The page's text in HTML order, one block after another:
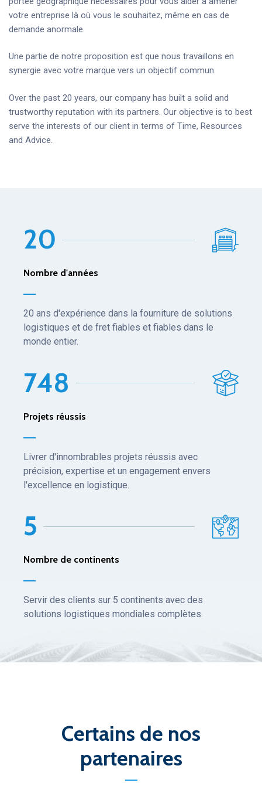
votre entreprise là où vous le souhaitez, même en cas de
demande anormale.
Une partie de notre proposition est que nous travaillons en
synergie avec votre marque vers un objectif commun.
Over the past 20 years, our company has built a solid and
trustworthy reputation with its partners. Our objective is to best
serve the interests of our client in terms of Time, Resources
and Advice.
20
Nombre d'années
20 ans d'expérience dans la fourniture de solutions
logistiques et de fret fiables et fiables dans le
monde entier.
748
Projets réussis
Livrer d'innombrables projets réussis avec
précision, expertise et un engagement envers
l'excellence en logistique.
5
Nombre de continents
Servir des clients sur 5 continents avec des
solutions logistiques mondiales complètes.
Certains de nos
partenaires